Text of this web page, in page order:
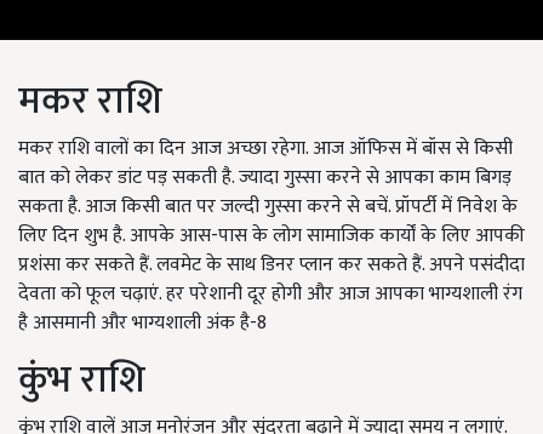
मकर राशि
मकर राशि वालों का दिन आज अच्छा रहेगा. आज ऑफिस में बॉस से किसी
बात को लेकर डांट पड़ सकती है. ज्यादा गुस्सा करने से आपका काम बिगड़
सकता है. आज किसी बात पर जल्दी गुस्सा करने से बचें. प्रॉपर्टी में निवेश के
लिए दिन शुभ है. आपके आस-पास के लोग सामाजिक कार्यों के लिए आपकी
प्रशंसा कर सकते हैं. लवमेट के साथ डिनर प्लान कर सकते हैं. अपने पसंदीदा
देवता को फूल चढ़ाएं. हर परेशानी दूर होगी और आज आपका भाग्यशाली रंग
है आसमानी और भाग्यशाली अंक है-8
कुंभ राशि
कुंभ राशि वालें आज मनोरंजन और सुंदरता बढ़ाने में ज्यादा समय न लगाएं.